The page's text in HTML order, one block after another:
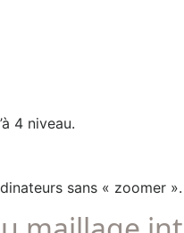
4 niveau.
sans « zoomer ».